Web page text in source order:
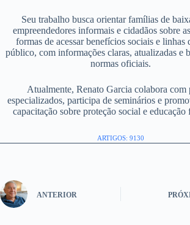
Seu trabalho busca orientar famílias de
empreendedores informais e cidadãos sobre
formas de acessar benefícios sociais e linhas
público, com informações claras, atualizadas e
normas oficiais.
Atualmente, Renato Garcia colabora com
especializados, participa de seminários e
capacitação sobre proteção social e educação
ARTIGOS: 9130
ANTERIOR